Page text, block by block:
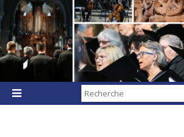

Chercher par
Recherche